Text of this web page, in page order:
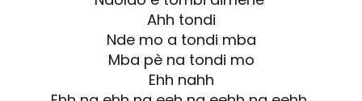
Ahh tondi
Nde mo a tondi mba
Mba pè na tondi mo
Ehh nahh